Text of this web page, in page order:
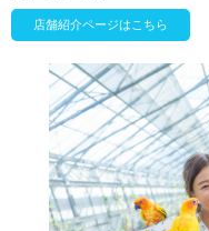
店舗紹介ページはこちら